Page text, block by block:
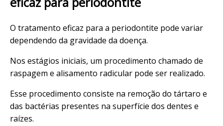
O tratamento eficaz para a periodontite pode variar
dependendo da gravidade da doença.
Nos estágios iniciais, um procedimento chamado de
raspagem e alisamento radicular pode ser realizado.
Esse procedimento consiste na remoção do tártaro e
das bactérias presentes na superfície dos dentes e
raízes.